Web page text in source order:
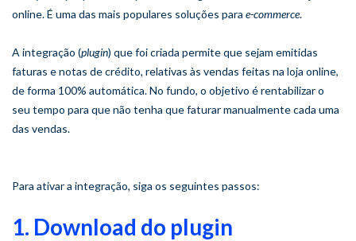
online. É uma das mais populares soluções para e-commerce.
A integração (plugin) que foi criada permite que sejam emitidas
faturas e notas de crédito, relativas às vendas feitas na loja online,
de forma 100% automática. No fundo, o objetivo é rentabilizar o
seu tempo para que não tenha que faturar manualmente cada uma
das vendas.
Para ativar a integração, siga os seguintes passos:
1. Download do plugin